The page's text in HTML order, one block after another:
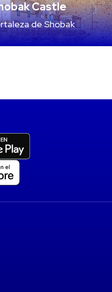
Castle
de Shobak